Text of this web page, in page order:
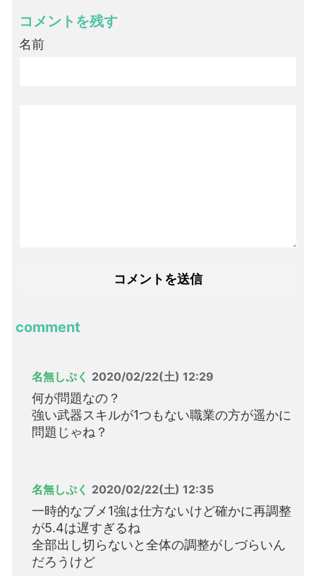
コメントを残す
名前
comment
名無しぷく 2020/02/22(土) 12:29
何が問題なの？
強い武器スキルが1つもない職業の方が遥かに
問題じゃね？
名無しぷく 2020/02/22(土) 12:35
一時的なブメ1強は仕方ないけど確かに再調整
が5.4は遅すぎるね
全部出し切らないと全体の調整がしづらいん
だろうけど